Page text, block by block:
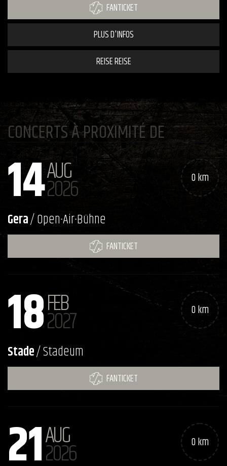
FANTICKET
PLUS D'INFOS
REISE REISE
CONCERTS À PROXIMITÉ DE
14AUG
2026 0 km
Gera/ Open-Air-Bühne
FANTICKET
18FEB
2027 0 km
Stade/ Stadeum
FANTICKET
21AUG
2026 0 km